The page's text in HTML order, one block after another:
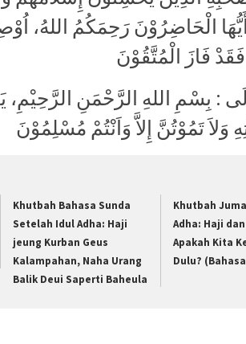
أَيُّهَا الْحَاضِرُوْنَ رَحِمَكُمُ اللهُ،
فَازَ الْمُتَّقُوْنَ
: بِسْمِ اللهِ الرَّحْمَنِ الرَّحِيْمِ، يَا
وَلاَ تَمُوْتُنَّ إِلاَّ وَاَنْتُمْ مُسْلِمُوْنَ
Khutbah Bahasa Sunda
Setelah Idul Adha: Haji
jeung Kurban Geus
Kalampahan, Naha Urang
Balik Deui Saperti Baheula
Khutbah
Adha: Haji
Apakah Kita
Dulu?